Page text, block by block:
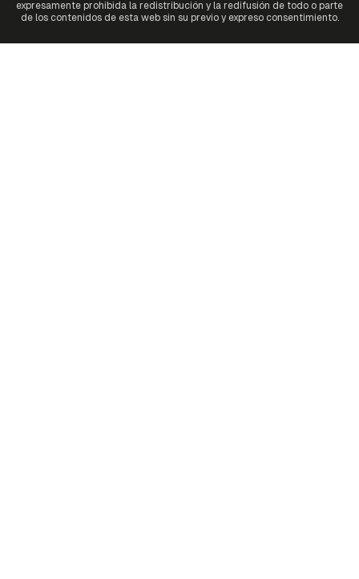
expresamente prohibida la redistribución y la redifusión de todo o parte
de los contenidos de esta web sin su previo y expreso consentimiento.